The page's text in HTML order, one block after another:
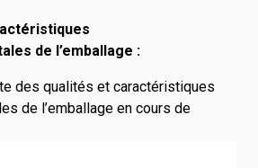
de l’emballage :
des qualités et caractéristiques
de l’emballage en cours de